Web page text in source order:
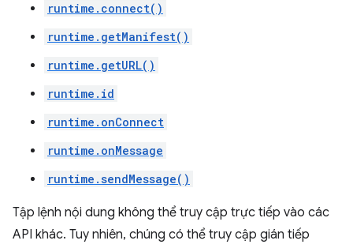
runtime.connect()
runtime.getManifest()
runtime.getURL()
runtime.id
runtime.onConnect
runtime.onMessage
runtime.sendMessage()
Tập lệnh nội dung không thể truy cập trực tiếp vào các
API khác. Tuy nhiên, chúng có thể truy cập gián tiếp